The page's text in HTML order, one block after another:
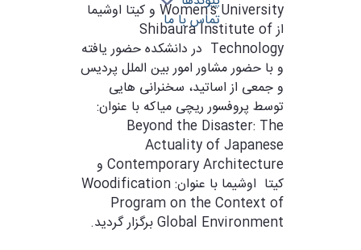
تماس با ما Women's University و کیتا اوشیما
از Shibaura Institute of
Technology در دانشکده حضور یافته
و با حضور مشاور امور بین الملل پردیس
و جمعی از اساتید، سخنرانی هایی
توسط پروفسور ریچی میاکه با عنوان:
Beyond the Disaster: The
Actuality of Japanese
Contemporary Architecture و
کیتا اوشیما با عنوان: Woodification
Program on the Context of
Global Environment برگزار گردید.